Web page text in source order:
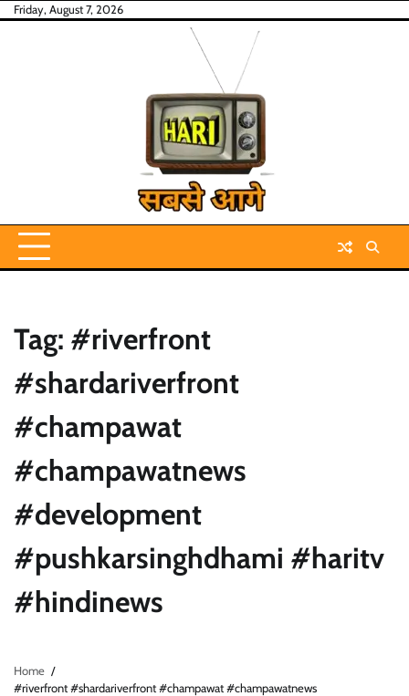
SkipFriday, August 7, 2026
Tag: #riverfront
#shardariverfront
#champawat
#champawatnews
#development
#pushkarsinghdhami #haritv
#hindinews
Home
#riverfront #shardariverfront #champawat #champawatnews